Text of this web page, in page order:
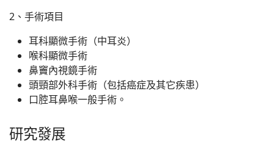
2、手術項目
耳科顯微手術（中耳炎）
喉科顯微手術
鼻竇內視鏡手術
頭頸部外科手術（包括癌症及其它疾患）
口腔耳鼻喉一般手術。
研究發展